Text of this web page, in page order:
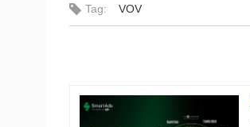
Tag: VOV